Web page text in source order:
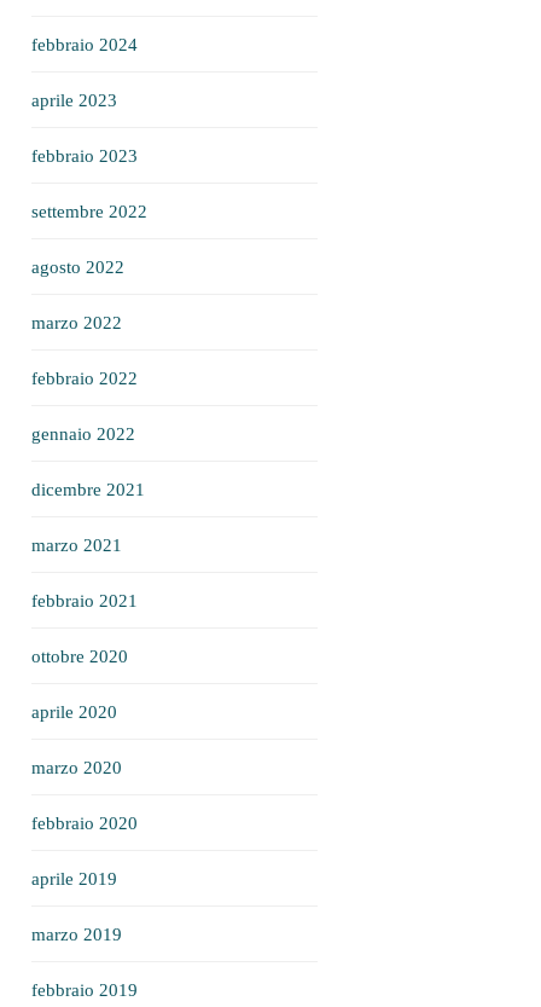
febbraio 2024
aprile 2023
febbraio 2023
settembre 2022
agosto 2022
marzo 2022
febbraio 2022
gennaio 2022
dicembre 2021
marzo 2021
febbraio 2021
ottobre 2020
aprile 2020
marzo 2020
febbraio 2020
aprile 2019
marzo 2019
febbraio 2019